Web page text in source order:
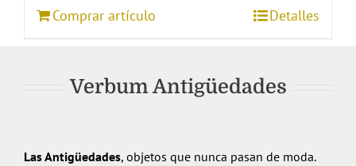
Comprar artículo Detalles
1 2 3 Siguiente
Verbum Antigüedades
Las Antigüedades, objetos que nunca pasan de moda.